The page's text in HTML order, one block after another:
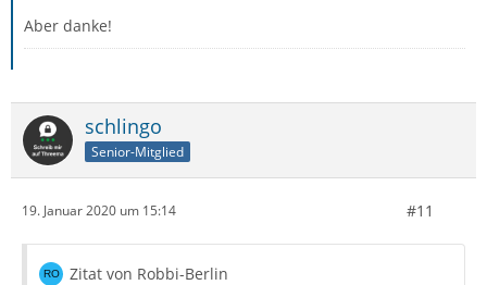
Aber danke!
schlingo
Senior-Mitglied
19. Januar 2020 um 15:14 #11
Zitat von Robbi-Berlin